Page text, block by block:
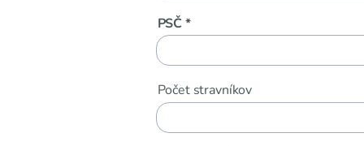
PSČ *
Počet stravníkov